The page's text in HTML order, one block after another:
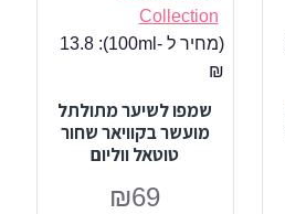
Collection
(מחיר ל -100ml):
13.8
₪
שמפו לשיער מתולתל
מועשר בקוויאר שחור
טוטאל ווליום
₪69